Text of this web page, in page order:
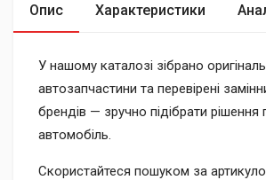
Опис Характеристики
У нашому каталозі зібрано
автозапчастини та перевірені
брендів — зручно підібрати рішення
автомобіль.
Скористайтеся пошуком за